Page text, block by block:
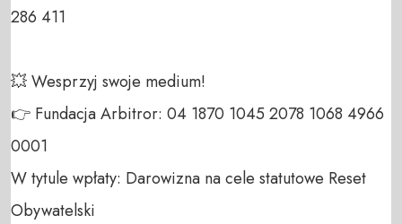
286 411
💥 Wesprzyj swoje medium!
👉 Fundacja Arbitror: 04 1870 1045 2078 1068 4966
0001
W tytule wpłaty: Darowizna na cele statutowe Reset
Obywatelski